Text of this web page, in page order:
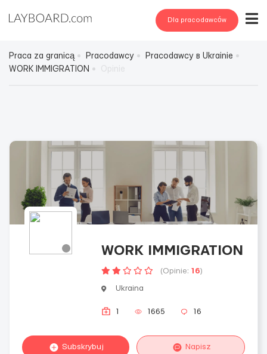
Dla pracodawców
Praca za granicą Pracodawcy
Pracodawcy в Ukrainie
WORK IMMIGRATION
WORK IMMIGRATION
(Opinie: 16)
Ukraina
1 1665 16
Subskrybuj Napisz